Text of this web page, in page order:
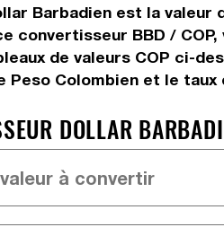
Barbadien est la valeur
convertisseur BBD /
de valeurs COP ci-
Peso Colombien et le taux
DOLLAR